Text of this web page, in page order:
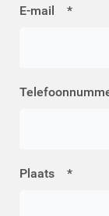
E-mail *
Plaats *